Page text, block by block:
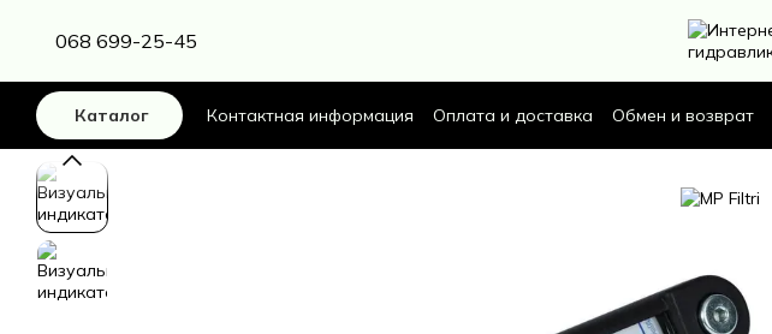
068 699-25-45
Каталог Контактная информация Оплата и доставка Обмен и возврат